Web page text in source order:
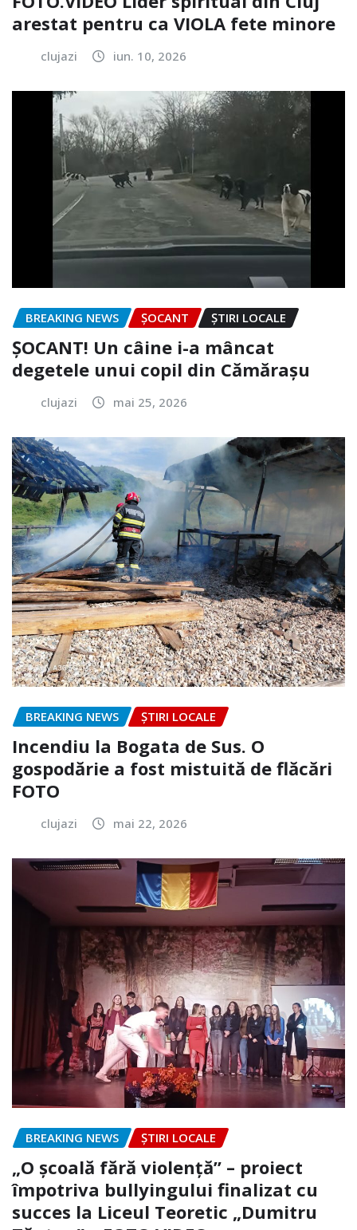
arestat pentru ca VIOLA fete minore
clujazi iun. 10, 2026
BREAKING NEWS ȘOCANT ȘTIRI LOCALE
ȘOCANT! Un câine i-a mâncat
degetele unui copil din Cămărașu
clujazi mai 25, 2026
BREAKING NEWS ȘTIRI LOCALE
Incendiu la Bogata de Sus. O
gospodărie a fost mistuită de flăcări
FOTO
clujazi mai 22, 2026
BREAKING NEWS ȘTIRI LOCALE
„O școală fără violență” – proiect
împotriva bullyingului finalizat cu
succes la Liceul Teoretic „Dumitru